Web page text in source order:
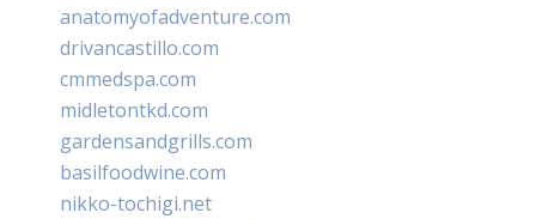
anatomyofadventure.com
drivancastillo.com
cmmedspa.com
midletontkd.com
gardensandgrills.com
basilfoodwine.com
nikko-tochigi.net